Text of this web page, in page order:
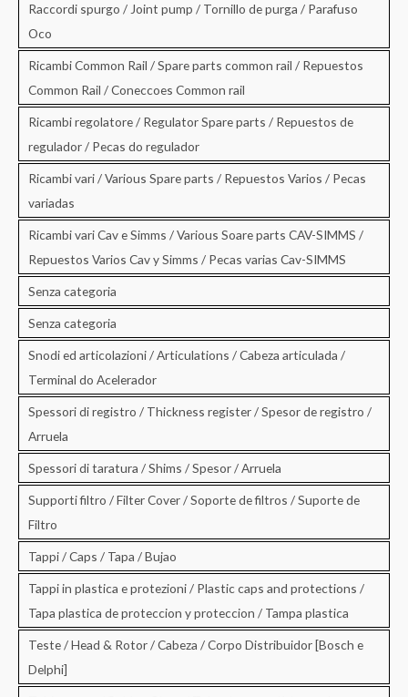
Raccordi spurgo / Joint pump / Tornillo de purga / Parafuso
Oco
Ricambi Common Rail / Spare parts common rail / Repuestos
Common Rail / Coneccoes Common rail
Ricambi regolatore / Regulator Spare parts / Repuestos de
regulador / Pecas do regulador
Ricambi vari / Various Spare parts / Repuestos Varios / Pecas
variadas
Ricambi vari Cav e Simms / Various Soare parts CAV-SIMMS /
Repuestos Varios Cav y Simms / Pecas varias Cav-SIMMS
Senza categoria
Senza categoria
Snodi ed articolazioni / Articulations / Cabeza articulada /
Terminal do Acelerador
Spessori di registro / Thickness register / Spesor de registro /
Arruela
Spessori di taratura / Shims / Spesor / Arruela
Supporti filtro / Filter Cover / Soporte de filtros / Suporte de
Filtro
Tappi / Caps / Tapa / Bujao
Tappi in plastica e protezioni / Plastic caps and protections /
Tapa plastica de proteccion y proteccion / Tampa plastica
Teste / Head & Rotor / Cabeza / Corpo Distribuidor [Bosch e
Delphi]